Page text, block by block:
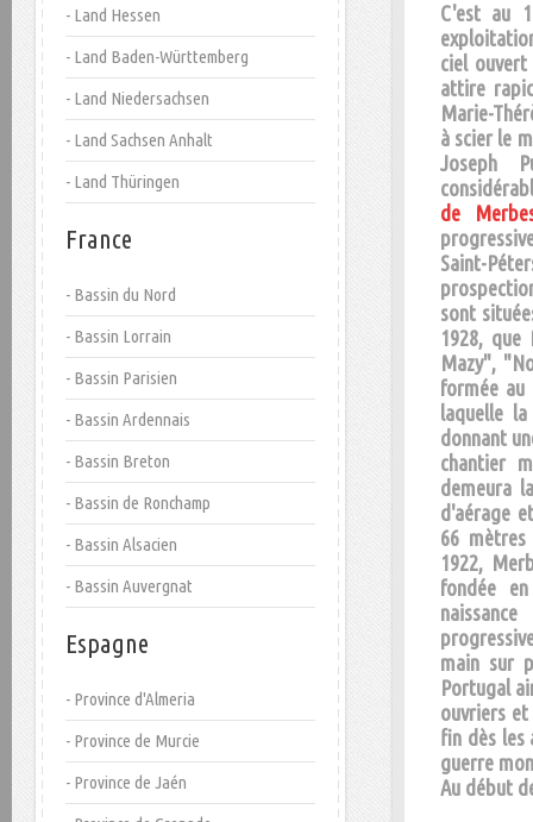
- Land Hessen
- Land Baden-Württemberg
- Land Niedersachsen
- Land Sachsen Anhalt
- Land Thüringen
France
- Bassin du Nord
- Bassin Lorrain
- Bassin Parisien
- Bassin Ardennais
- Bassin Breton
- Bassin de Ronchamp
- Bassin Alsacien
- Bassin Auvergnat
Espagne
- Province d'Almeria
- Province de Murcie
- Province de Jaén
C'est au
ciel ouvert
attire
Marie-
à scier le
Joseph
de
Saint-
sont
1928,
Mazy",
formée
laquelle
donnant
chantier
demeura
d'aérage
66
1922,
fondée
main sur
Portugal
ouvriers
fin dès les
guerre
Au début